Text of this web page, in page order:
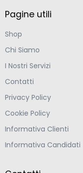
Pagine utili
Shop
Chi Siamo
I Nostri Servizi
Contatti
Privacy Policy
Cookie Policy
Informativa Clienti
Informativa Candidati